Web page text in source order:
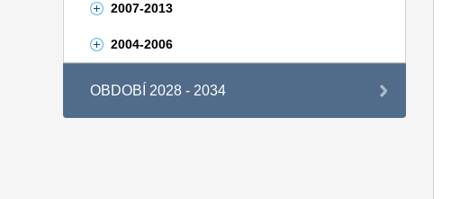
2007-2013
2004-2006
OBDOBÍ 2028 - 2034